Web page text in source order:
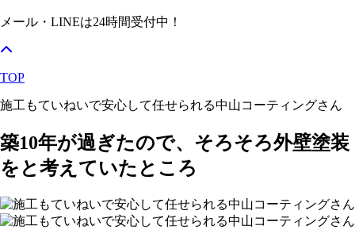
メール・LINEは24時間受付中！
TOP
施工もていねいで安心して任せられる中山コーティングさん
築10年が過ぎたので、そろそろ外壁塗装
をと考えていたところ